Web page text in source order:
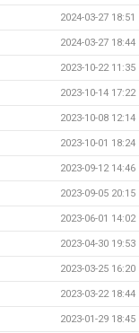
2024-03-27 18:51
2024-03-27 18:44
2023-10-22 11:35
2023-10-14 17:22
2023-10-08 12:14
2023-10-01 18:24
2023-09-12 14:46
2023-09-05 20:15
2023-06-01 14:02
2023-04-30 19:53
2023-03-25 16:20
2023-03-22 18:44
2023-01-29 18:45